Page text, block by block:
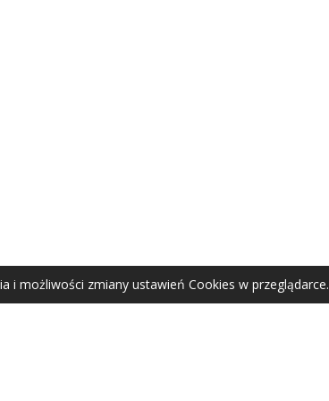
© 2021
i możliwości zmiany ustawień Cookies w przeglądarce.